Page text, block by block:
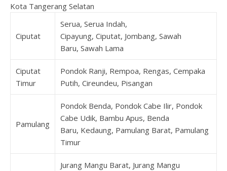
Kota Tangerang Selatan
Ciputat
Serua, Serua Indah,
Cipayung, Ciputat, Jombang, Sawah
Baru, Sawah Lama
Ciputat
Timur
Pondok Ranji, Rempoa, Rengas, Cempaka
Putih, Cireundeu, Pisangan
Pamulang
Pondok Benda, Pondok Cabe Ilir, Pondok
Cabe Udik, Bambu Apus, Benda
Baru, Kedaung, Pamulang Barat, Pamulang
Timur
Jurang Mangu Barat, Jurang Mangu